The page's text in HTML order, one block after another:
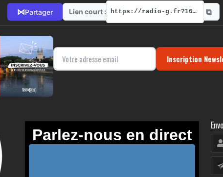
⋈Partager Lien court : https://radio-g.fr?16308 ⧉
Inscription